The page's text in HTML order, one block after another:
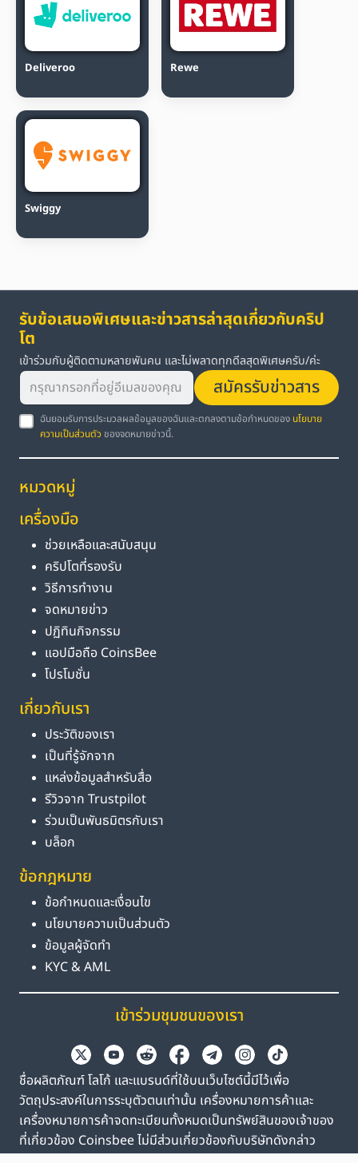
Deliveroo Rewe
Swiggy
รับข้อเสนอพิเศษและข่าวสารล่าสุดเกี่ยวกับคริป
โต
เข้าร่วมกับผู้ติดตามหลายพันคน และไม่พลาดทุกดีลสุดพิเศษครับ/ค่ะ
สมัครรับข่าวสาร
ฉันยอมรับการประมวลผลข้อมูลของฉันและตกลงตามข้อกำหนดของ นโยบาย
ความเป็นส่วนตัว ของจดหมายข่าวนี้.
หมวดหมู่
เครื่องมือ
ช่วยเหลือและสนับสนุน
คริปโตที่รองรับ
วิธีการทำงาน
จดหมายข่าว
ปฏิทินกิจกรรม
แอปมือถือ CoinsBee
โปรโมชั่น
เกี่ยวกับเรา
ประวัติของเรา
เป็นที่รู้จักจาก
แหล่งข้อมูลสำหรับสื่อ
รีวิวจาก Trustpilot
ร่วมเป็นพันธมิตรกับเรา
บล็อก
ข้อกฎหมาย
ข้อกำหนดและเงื่อนไข
นโยบายความเป็นส่วนตัว
ข้อมูลผู้จัดทำ
KYC & AML
เข้าร่วมชุมชนของเรา
ชื่อผลิตภัณฑ์ โลโก้ และแบรนด์ที่ใช้บนเว็บไซต์นี้มีไว้เพื่อ
วัตถุประสงค์ในการระบุตัวตนเท่านั้น เครื่องหมายการค้าและ
เครื่องหมายการค้าจดทะเบียนทั้งหมดเป็นทรัพย์สินของเจ้าของ
ที่เกี่ยวข้อง Coinsbee ไม่มีส่วนเกี่ยวข้องกับบริษัทดังกล่าว